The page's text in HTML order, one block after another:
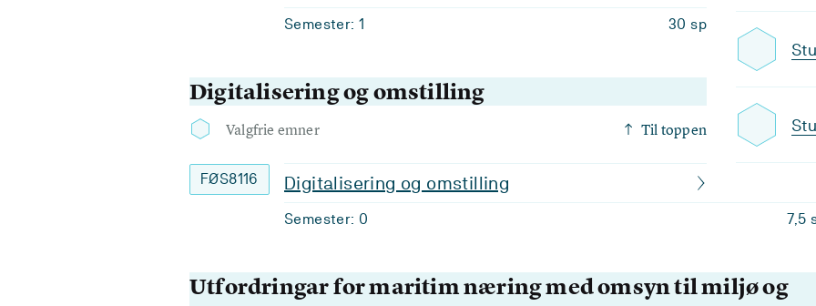
Semester: 1 30 sp
Digitalisering og omstilling
Valgfrie emner Til toppen
FØS8116 Digitalisering og omstilling
Semester: 0 7,5
Utfordringar for maritim næring med omsyn til miljø og